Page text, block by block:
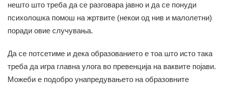
нешто што треба да се разговара јавно и да се понуди
психолошка помош на жртвите (некои од нив и малолетни)
поради овие случувања.
Да се потсетиме и дека образованието е тоа што исто така
треба да игра главна улога во превенција на ваквите појави.
Можеби е подобро унапредувањето на образовните